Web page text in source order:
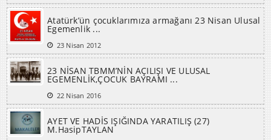
Atatürk’ün çocuklarımıza armağanı 23 Nisan Ulusal
Egemenlik ...
23 Nisan 2012
23 NİSAN TBMM’NİN AÇILIŞI VE ULUSAL
EGEMENLİK,ÇOCUK BAYRAMI ...
22 Nisan 2016
AYET VE HADİS IŞIĞINDA YARATILIŞ (27)
M.HasipTAYLAN